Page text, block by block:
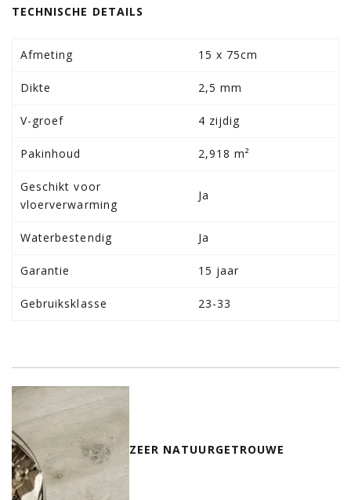
TECHNISCHE DETAILS
Afmeting 15 x 75cm
Dikte 2,5 mm
V-groef 4 zijdig
Pakinhoud 2,918 m²
Geschikt voor
vloerverwarming
Ja
Waterbestendig Ja
Garantie 15 jaar
Gebruiksklasse 23-33
ZEER NATUURGETROUWE